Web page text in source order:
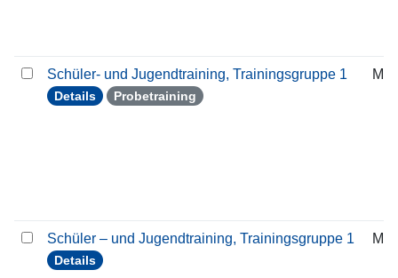
Schüler- und Jugendtraining, Trainingsgruppe 1
Details Probetraining
Schüler – und Jugendtraining, Trainingsgruppe 1
Details